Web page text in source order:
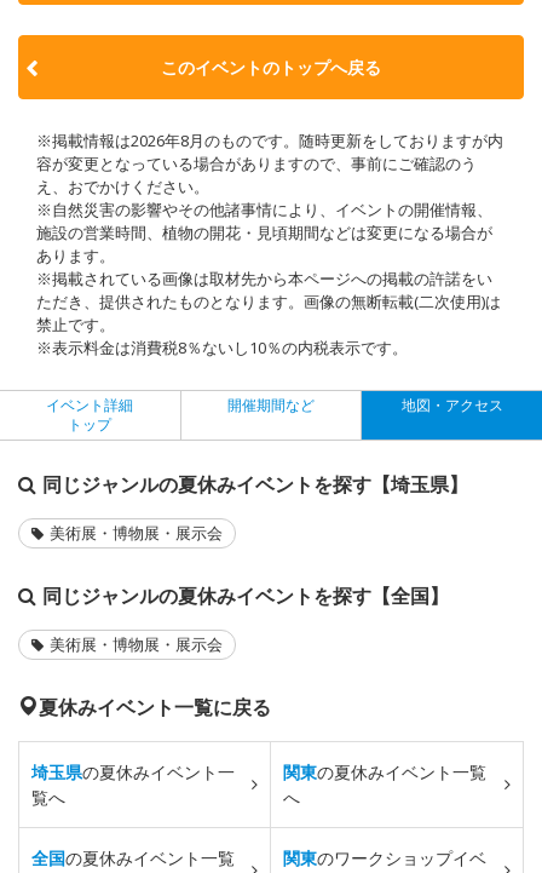
このイベントのトップへ戻る
※掲載情報は2026年8月のものです。随時更新をしておりますが内
容が変更となっている場合がありますので、事前にご確認のう
え、おでかけください。
※自然災害の影響やその他諸事情により、イベントの開催情報、
施設の営業時間、植物の開花・見頃期間などは変更になる場合が
あります。
※掲載されている画像は取材先から本ページへの掲載の許諾をい
ただき、提供されたものとなります。画像の無断転載(二次使用)は
禁止です。
※表示料金は消費税8％ないし10％の内税表示です。
イベント詳細
トップ
開催期間など 地図・アクセス
同じジャンルの夏休みイベントを探す【埼玉県】
美術展・博物展・展示会
同じジャンルの夏休みイベントを探す【全国】
美術展・博物展・展示会
夏休みイベント一覧に戻る
埼玉県の夏休みイベント一
覧へ
関東の夏休みイベント一覧
へ
全国の夏休みイベント一覧
関東のワークショップイベ